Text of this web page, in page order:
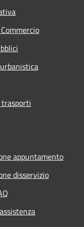
appuntamento
disservizio